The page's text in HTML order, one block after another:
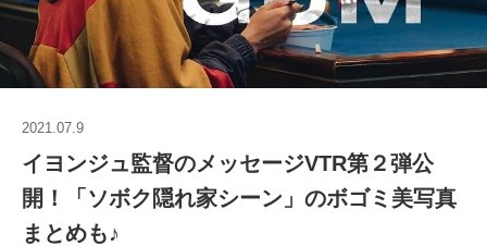
2021.07.9
イヨンジュ監督のメッセージVTR第２弾公
開！「ソボク隠れ家シーン」のボゴミ美写真
まとめも♪